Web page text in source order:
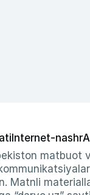
Internet-nashr
Matnli